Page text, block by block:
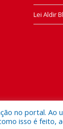
Lei Aldir
no portal.
isso é feito,